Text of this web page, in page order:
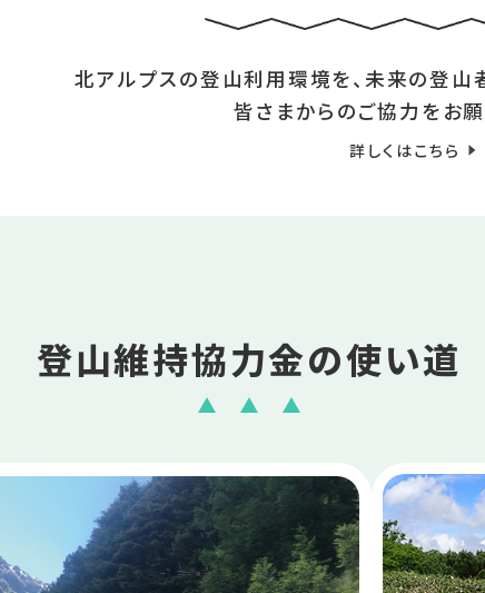
北アルプスの登山利用環境を、未来の登山
皆さまからのご協力をお願
詳しくはこちら
登山維持協力金の使い道